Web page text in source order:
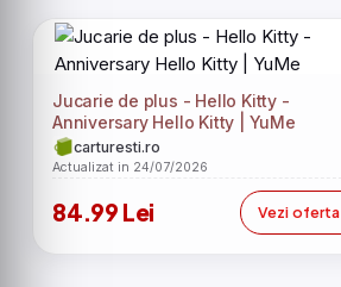
Jucarie de plus - Hello Kitty -
Anniversary Hello Kitty | YuMe
carturesti.ro
Actualizat in 24/07/2026
84.99 Lei Vezi oferta